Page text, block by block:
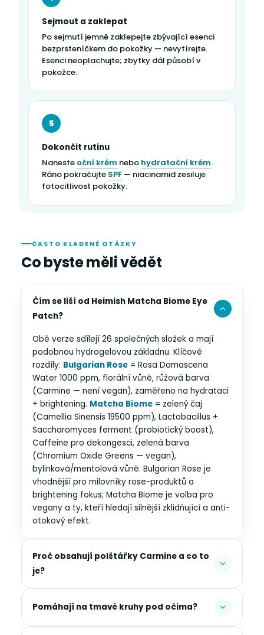
Sejmout a zaklepat
Po sejmutí jemně zaklepejte zbývající esenci
bezprsteníčkem do pokožky — nevytírejte.
Esenci neoplachujte; zbytky dál působí v
pokožce.
5
Dokončit rutinu
Naneste oční krém nebo hydratační krém.
Ráno pokračujte SPF — niacinamid zesiluje
fotocitlivost pokožky.
ČASTO KLADENÉ OTÁZKY
Co byste měli vědět
Čím se liší od Heimish Matcha Biome Eye
Patch?
Obě verze sdílejí 26 společných složek a mají
podobnou hydrogelovou základnu. Klíčové
rozdíly: Bulgarian Rose = Rosa Damascena
Water 1000 ppm, florální vůně, růžová barva
(Carmine — není vegan), zaměřeno na hydrataci
+ brightening. Matcha Biome = zelený čaj
(Camellia Sinensis 19500 ppm), Lactobacillus +
Saccharomyces ferment (probiotický boost),
Caffeine pro dekongesci, zelená barva
(Chromium Oxide Greens — vegan),
bylinková/mentolová vůně. Bulgarian Rose je
vhodnější pro milovníky rose-produktů a
brightening fokus; Matcha Biome je volba pro
vegany a ty, kteří hledají silnější zklidňující a anti-
otokový efekt.
Proč obsahují polštářky Carmine a co to
je?
Pomáhají na tmavé kruhy pod očima?